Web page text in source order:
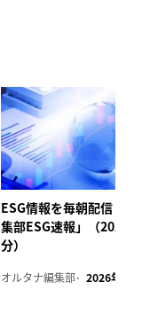
ESG情報を毎朝配信「オル
集部ESG速報」（2026年8
分）
オルタナ編集部 2026年8月7日